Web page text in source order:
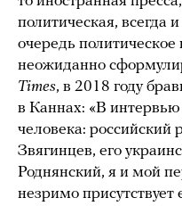
политическая, всегда
очередь
неожиданно
Times, в 2018 году
в Каннах: «В интервью
человека:
Звягинцев, его
Роднянский, я и мой
незримо